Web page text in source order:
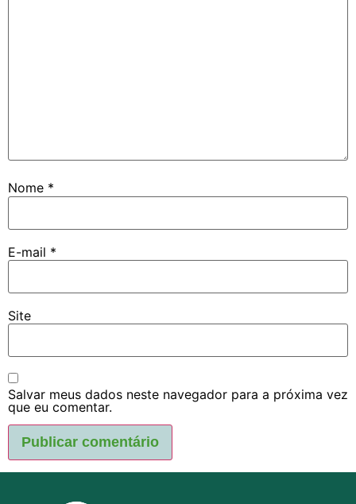
Nome *
E-mail *
Site
Salvar meus dados neste navegador para a próxima vez
que eu comentar.